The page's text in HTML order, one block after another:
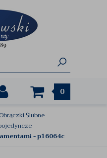
0
Obrączki Ślubne
- p16064c